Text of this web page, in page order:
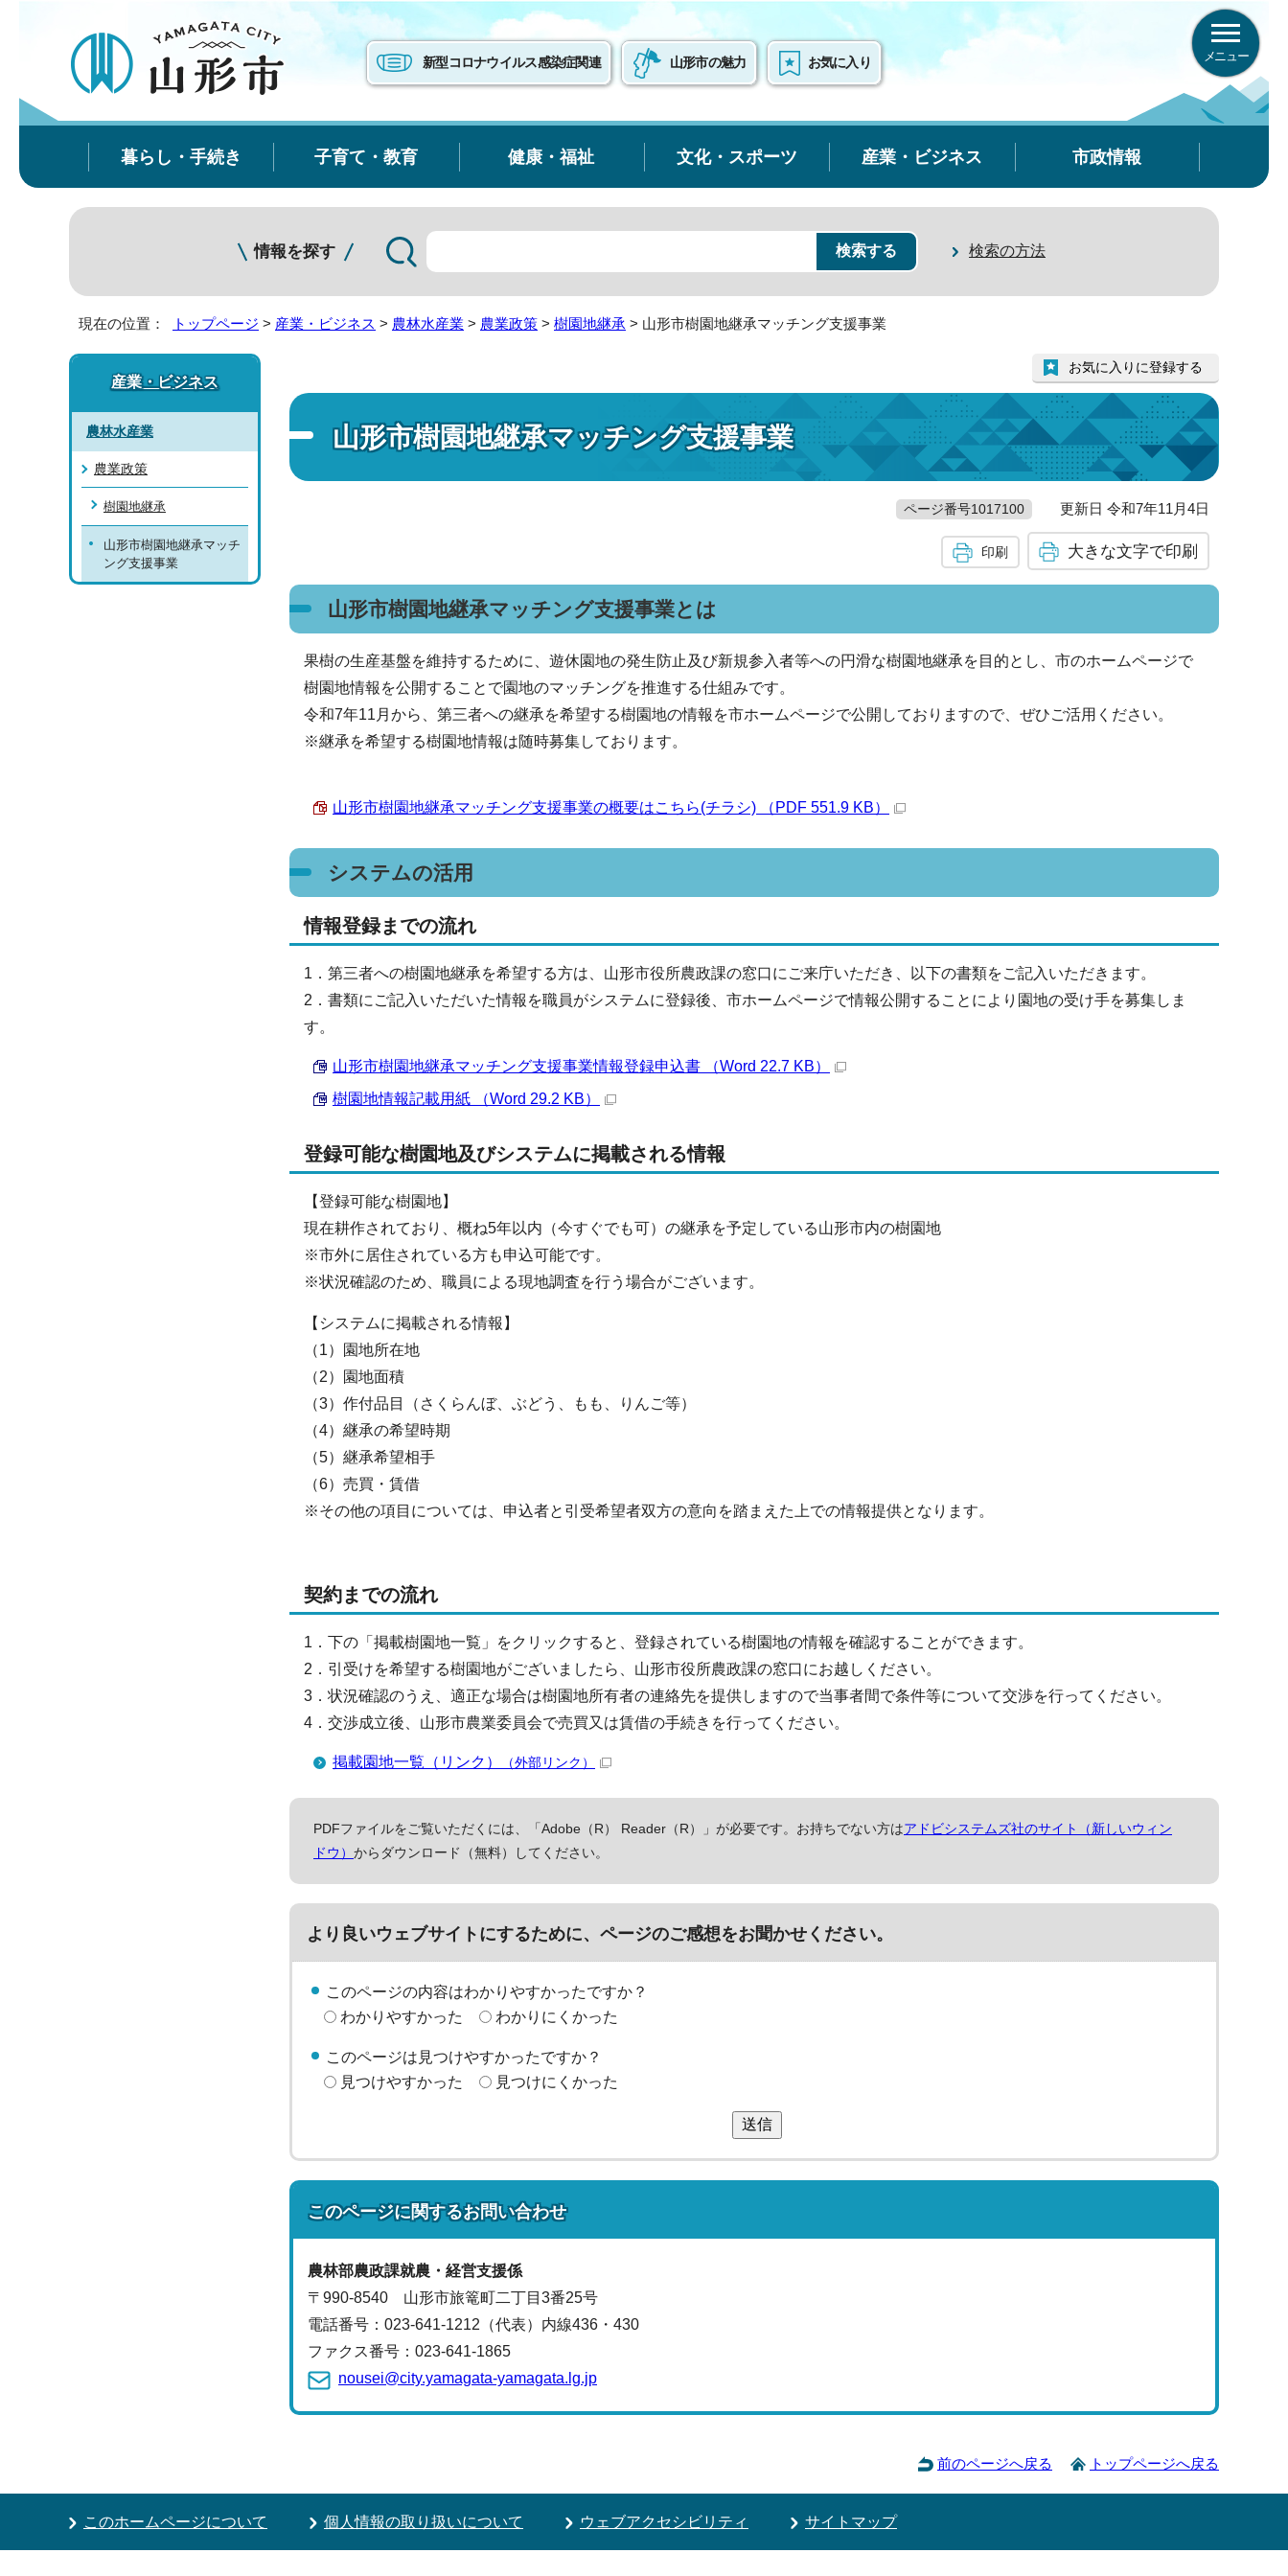
新型コロナウイルス感染症関連 山形市の魅力 お気に入り メニュー
暮らし・手続き 子育て・教育 健康・福祉 文化・スポーツ 産業・ビジネス 市政情報
情報を探す 検索の方法
現在の位置： トップページ > 産業・ビジネス > 農林水産業 > 農業政策 > 樹園地継承 > 山形市樹園地継承マッチング支援事業
山形市樹園地継承マッチング支援事業
お気に入りに登録する
ページ番号1017100 更新日 令和7年11月4日
印刷 大きな文字で印刷
山形市樹園地継承マッチング支援事業とは
果樹の生産基盤を維持するために、遊休園地の発生防止及び新規参入者等への円滑な樹園地継承を目的とし、市のホームページで
樹園地情報を公開することで園地のマッチングを推進する仕組みです。
令和7年11月から、第三者への継承を希望する樹園地の情報を市ホームページで公開しておりますので、ぜひご活用ください。
※継承を希望する樹園地情報は随時募集しております。
山形市樹園地継承マッチング支援事業の概要はこちら(チラシ) （PDF 551.9 KB）
システムの活用
情報登録までの流れ
1．第三者への樹園地継承を希望する方は、山形市役所農政課の窓口にご来庁いただき、以下の書類をご記入いただきます。
2．書類にご記入いただいた情報を職員がシステムに登録後、市ホームページで情報公開することにより園地の受け手を募集しま
す。
山形市樹園地継承マッチング支援事業情報登録申込書 （Word 22.7 KB）
樹園地情報記載用紙 （Word 29.2 KB）
登録可能な樹園地及びシステムに掲載される情報
【登録可能な樹園地】
現在耕作されており、概ね5年以内（今すぐでも可）の継承を予定している山形市内の樹園地
※市外に居住されている方も申込可能です。
※状況確認のため、職員による現地調査を行う場合がございます。
【システムに掲載される情報】
（1）園地所在地
（2）園地面積
（3）作付品目（さくらんぼ、ぶどう、もも、りんご等）
（4）継承の希望時期
（5）継承希望相手
（6）売買・賃借
※その他の項目については、申込者と引受希望者双方の意向を踏まえた上での情報提供となります。
契約までの流れ
1．下の「掲載樹園地一覧」をクリックすると、登録されている樹園地の情報を確認することができます。
2．引受けを希望する樹園地がございましたら、山形市役所農政課の窓口にお越しください。
3．状況確認のうえ、適正な場合は樹園地所有者の連絡先を提供しますので当事者間で条件等について交渉を行ってください。
4．交渉成立後、山形市農業委員会で売買又は賃借の手続きを行ってください。
掲載園地一覧（リンク） （外部リンク）
PDFファイルをご覧いただくには、「Adobe（R） Reader（R）」が必要です。お持ちでない方はアドビシステムズ社のサイト（新しいウィン
ドウ） からダウンロード（無料）してください。
より良いウェブサイトにするために、ページのご感想をお聞かせください。
このページの内容はわかりやすかったですか？
わかりやすかった
わかりにくかった
このページは見つけやすかったですか？
見つけやすかった
見つけにくかった
送信
このページに関するお問い合わせ
農林部農政課就農・経営支援係
〒990-8540 山形市旅篭町二丁目3番25号
電話番号： 023-641-1212（代表） 内線436・430
ファクス番号：023-641-1865
nousei@city.yamagata-yamagata.lg.jp
産業・ビジネス
農林水産業
農業政策
樹園地継承
山形市樹園地継承マッチ
ング支援事業
前のページへ戻る トップページへ戻る
このホームページについて 個人情報の取り扱いについて ウェブアクセシビリティ サイトマップ